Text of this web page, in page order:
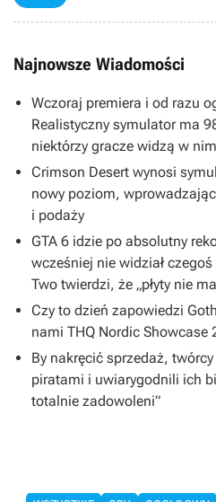
Najnowsze Wiadomości
Wczoraj premiera i od razu
Realistyczny symulator ma
niektórzy gracze widzą w
Crimson Desert wynosi
nowy poziom,
i podaży
GTA 6 idzie po absolutny
wcześniej nie widział
Two twierdzi, że „płyty nie
Czy to dzień zapowiedzi
nami THQ Nordic Showcase
By nakręcić sprzedaż,
piratami i uwiarygodnili ich
totalnie zadowoleni”